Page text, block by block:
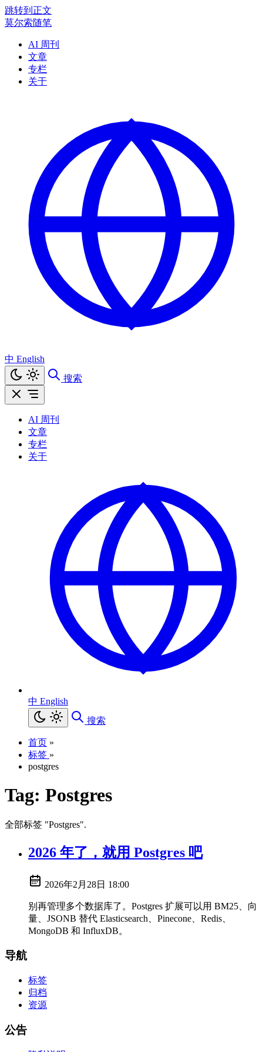
跳转到正文
莫尔索随笔
AI 周刊
文章
专栏
关于
中 English
搜索
AI 周刊
文章
专栏
关于
中 English
搜索
首页 »
标签 »
postgres
Tag: Postgres
全部标签 "Postgres".
2026 年了，就用 Postgres 吧
2026年2月28日 18:00
别再管理多个数据库了。Postgres 扩展可以用 BM25、向
量、JSONB 替代 Elasticsearch、Pinecone、Redis、
MongoDB 和 InfluxDB。
导航
标签
归档
资源
公告